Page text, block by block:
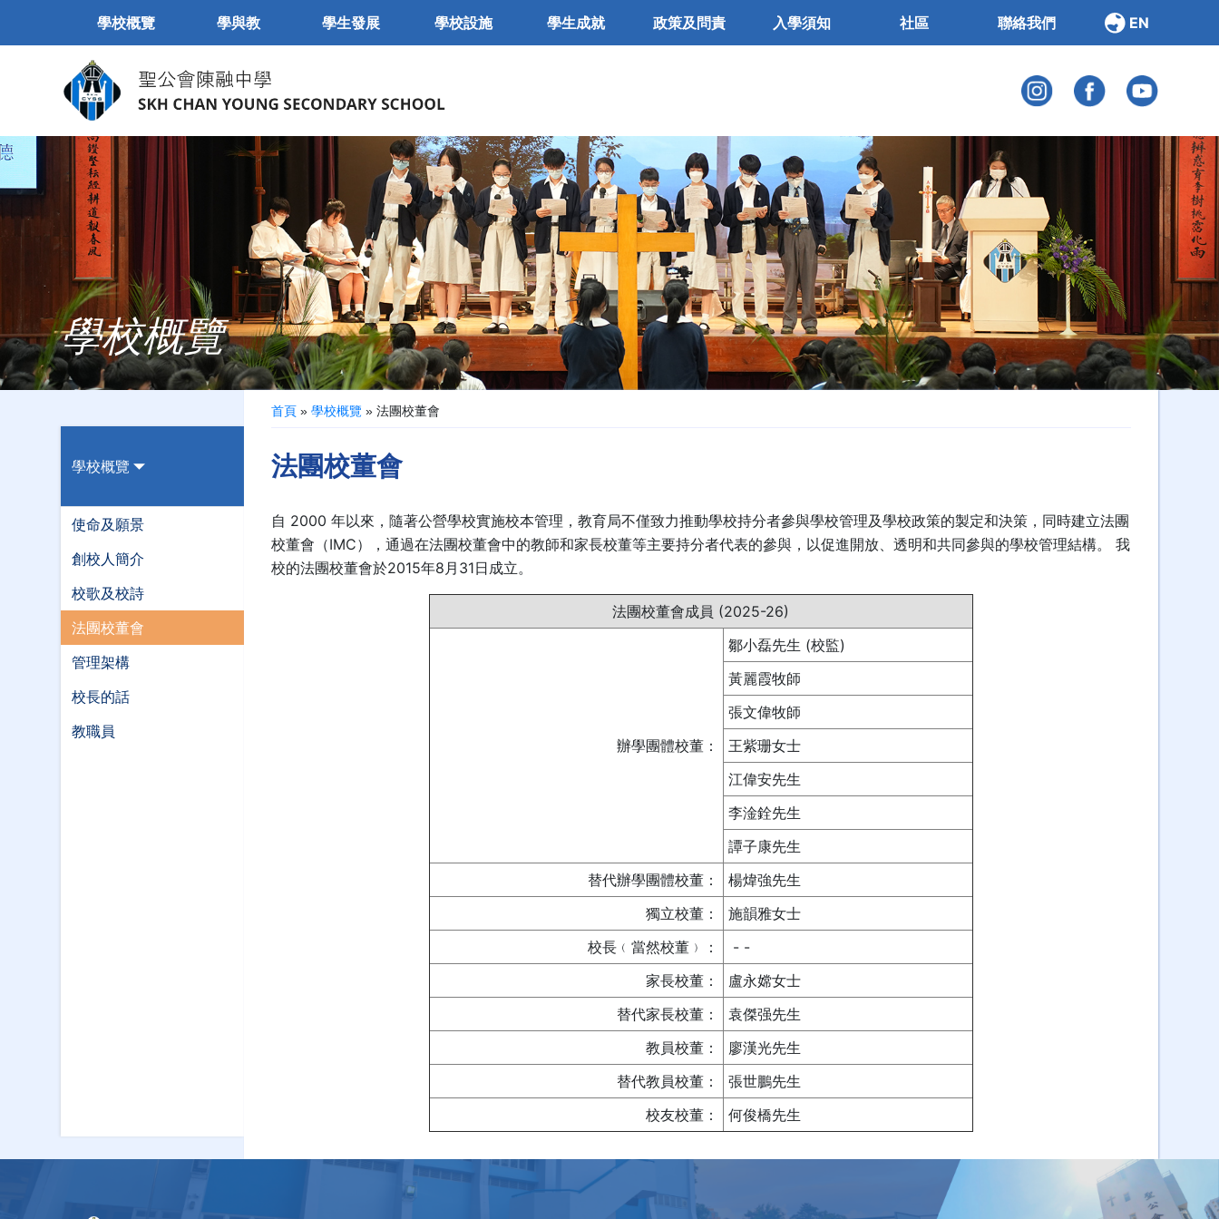
學校概覽 學與教 學生發展 學校設施 學生成就 政策及問責 入學須知 社區 聯絡我們 EN
學校概覽
學校概覽
使命及願景
創校人簡介
校歌及校詩
法團校董會
管理架構
校長的話
教職員
首頁» 學校概覽 » 法團校董會
法團校董會
自 2000 年以來，隨著公營學校實施校本管理，教育局不僅致力推動學校持分者參與學校管理及學校政策的製定和決策，同時建立法團
校董會（IMC），通過在法團校董會中的教師和家長校董等主要持分者代表的參與，以促進開放、透明和共同參與的學校管理結構。 我
校的法團校董會於2015年8月31日成立。
法團校董會成員 (2025-26)
辦學團體校董：
鄒小磊先生 (校監)
黃麗霞牧師
張文偉牧師
王紫珊女士
江偉安先生
李淦銓先生
譚子康先生
替代辦學團體校董：
楊煒強先生
獨立校董：
施韻雅女士
校長﹙當然校董﹚：
- -
家長校董：
盧永嫦女士
替代家長校董：
袁傑强先生
教員校董：
廖漢光先生
替代教員校董：
張世鵬先生
校友校董：
何俊橋先生